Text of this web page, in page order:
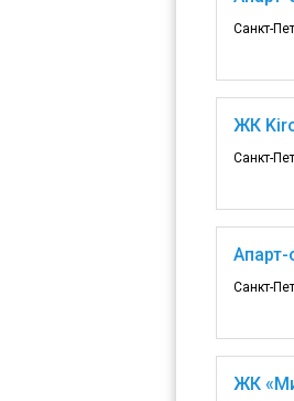
Санкт-
ЖК
Санкт-
Апарт-
Санкт-
ЖК